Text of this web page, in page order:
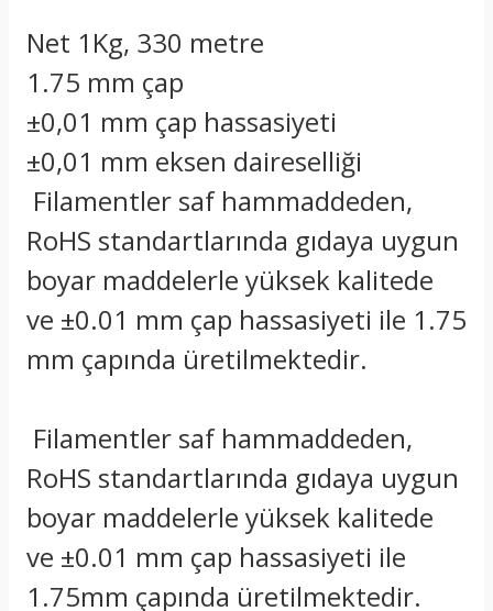
Net 1Kg, 330 metre
1.75 mm çap
±0,01 mm çap hassasiyeti
±0,01 mm eksen daireselliği
Filamentler saf hammaddeden,
RoHS standartlarında gıdaya uygun
boyar maddelerle yüksek kalitede
ve ±0.01 mm çap hassasiyeti ile 1.75
mm çapında üretilmektedir.
Filamentler saf hammaddeden,
RoHS standartlarında gıdaya uygun
boyar maddelerle yüksek kalitede
ve ±0.01 mm çap hassasiyeti ile
1.75mm çapında üretilmektedir.